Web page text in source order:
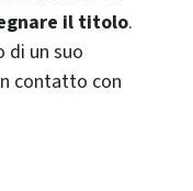
il titolo.
di un suo
contatto con